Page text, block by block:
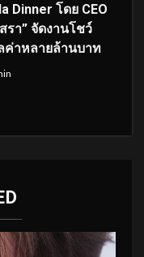
Dinner โดย CEO
รา” จัดงานโชว์
ค่าหลายล้านบาท